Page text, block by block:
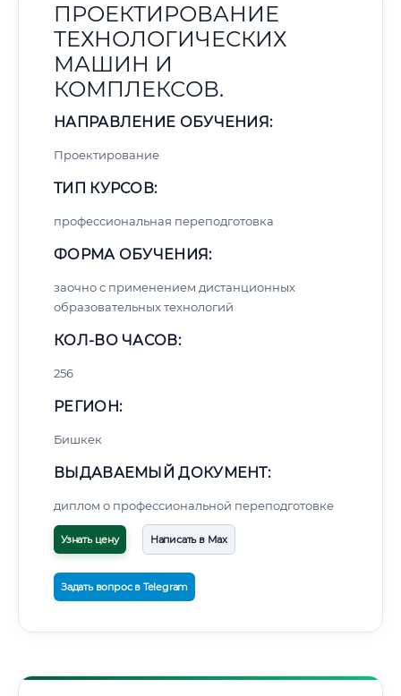
ПРОЕКТИРОВАНИЕ
ТЕХНОЛОГИЧЕСКИХ
МАШИН И
КОМПЛЕКСОВ.
НАПРАВЛЕНИЕ ОБУЧЕНИЯ:
Проектирование
ТИП КУРСОВ:
профессиональная переподготовка
ФОРМА ОБУЧЕНИЯ:
заочно с применением дистанционных
образовательных технологий
КОЛ-ВО ЧАСОВ:
256
РЕГИОН:
Бишкек
ВЫДАВАЕМЫЙ ДОКУМЕНТ:
диплом о профессиональной переподготовке
Узнать цену Написать в Max
Задать вопрос в Telegram